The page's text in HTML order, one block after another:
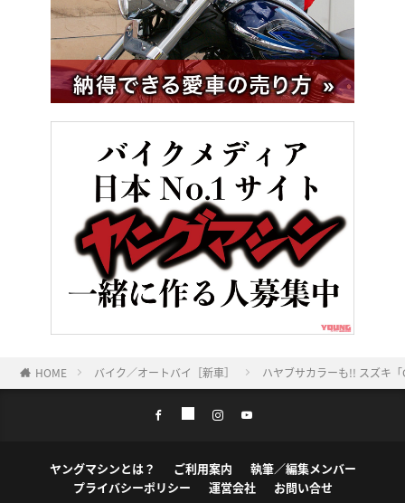
HOME バイク／オートバイ［新車］ ハヤブサカラーも!! スズキ
ヤングマシンとは？ ご利用案内
執筆／編集メンバー
プライバシーポリシー
運営会社 お問い合せ